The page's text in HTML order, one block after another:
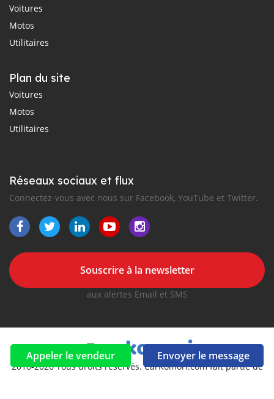
Appeler le vendeur Envoyer le message
Voitures
Motos
Utilitaires
Plan du site
Voitures
Motos
Utilitaires
Réseaux sociaux et flux
Connectez-vous avec nous sur Facebook, YouTube et Twitter.
Souscrire à la newsletter
aux alertes Email et SMS
2016-2026 Tous droits réservés. CarKomori.com fait partie de